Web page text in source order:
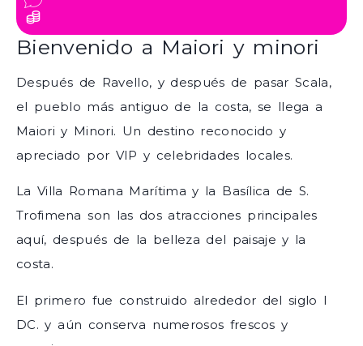
Bienvenido a Maiori y minori
Después de Ravello, y después de pasar Scala,
el pueblo más antiguo de la costa, se llega a
Maiori y Minori. Un destino reconocido y
apreciado por VIP y celebridades locales.
La Villa Romana Marítima y la Basílica de S.
Trofimena son las dos atracciones principales
aquí, después de la belleza del paisaje y la
costa.
El primero fue construido alrededor del siglo I
DC. y aún conserva numerosos frescos y